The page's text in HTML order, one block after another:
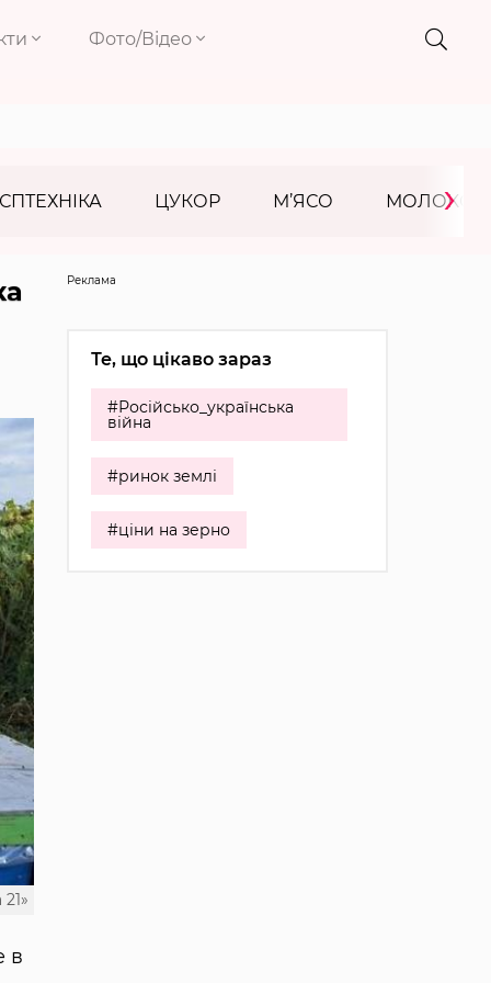
Фото/Відео
ЦУКОР М’ЯСО МОЛОКО
›
в
Реклама
Те, що цікаво зараз
#Російсько_українська
війна
#ринок землі
#ціни на зерно